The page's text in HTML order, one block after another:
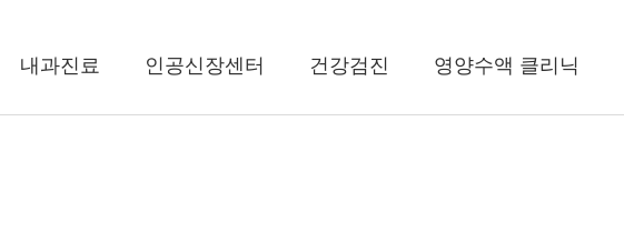
내과진료 인공신장센터 건강검진 영양수액 클리닉